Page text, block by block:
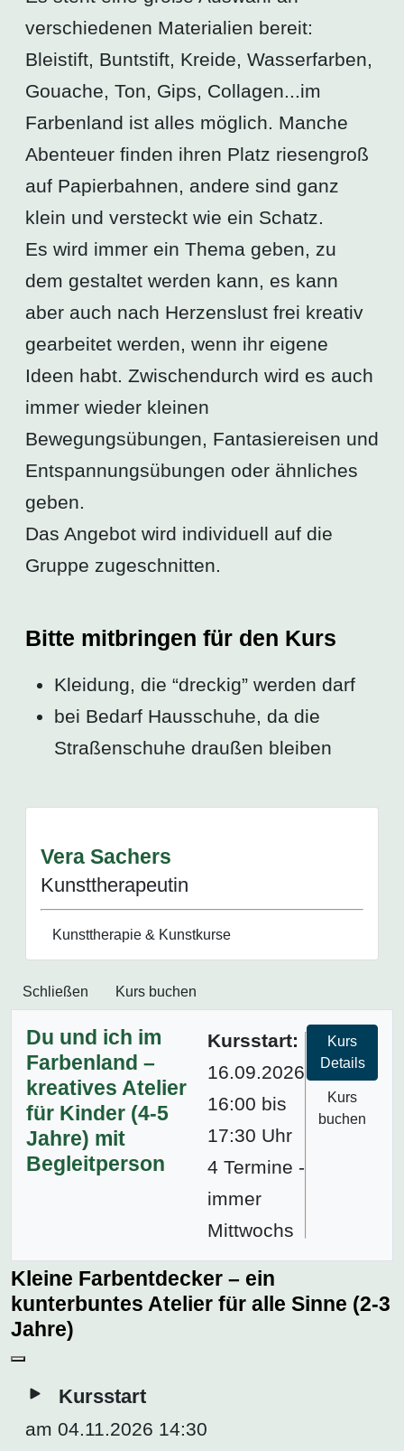
verschiedenen Materialien bereit:
Bleistift, Buntstift, Kreide, Wasserfarben,
Gouache, Ton, Gips, Collagen...im
Farbenland ist alles möglich. Manche
Abenteuer finden ihren Platz riesengroß
auf Papierbahnen, andere sind ganz
klein und versteckt wie ein Schatz.
Es wird immer ein Thema geben, zu
dem gestaltet werden kann, es kann
aber auch nach Herzenslust frei kreativ
gearbeitet werden, wenn ihr eigene
Ideen habt. Zwischendurch wird es auch
immer wieder kleinen
Bewegungsübungen, Fantasiereisen und
Entspannungsübungen oder ähnliches
geben.
Das Angebot wird individuell auf die
Gruppe zugeschnitten.
Bitte mitbringen für den Kurs
Kleidung, die “dreckig” werden darf
bei Bedarf Hausschuhe, da die
Straßenschuhe draußen bleiben
Vera Sachers
Kunsttherapeutin
Kunsttherapie & Kunstkurse
Schließen Kurs buchen
Du und ich im
Farbenland –
kreatives Atelier
für Kinder (4-5
Jahre) mit
Begleitperson
Kursstart:
16.09.2026
16:00 bis
17:30 Uhr
4 Termine -
immer
Mittwochs
Kurs
Details
Kurs
buchen
Kleine Farbentdecker – ein
kunterbuntes Atelier für alle Sinne (2-3
Jahre)
Kursstart
am 04.11.2026 14:30